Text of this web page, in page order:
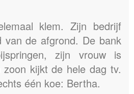
klem. Zijn bedrijf
de afgrond. De bank
zijn vrouw is
kijkt de hele dag tv.
één koe: Bertha.